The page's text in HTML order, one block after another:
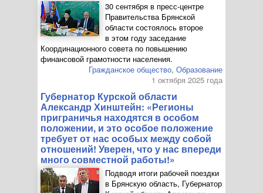
30 сентября в пресс-центре
Правительства Брянской
области состоялось второе
в этом году заседание
Координационного совета по повышению
финансовой грамотности населения.
Гражданское общество, Образование
1 октября 2025 года
Губернатор Курской области
Александр Хинштейн: «Регионы
приграничья находятся в особом
положении, и это особое положение
требует от нас особых между собой
отношений! Уверен, что у нас впереди
много совместной работы!»
Подводя итоги рабочей поездки
в Брянскую область, Губернатор